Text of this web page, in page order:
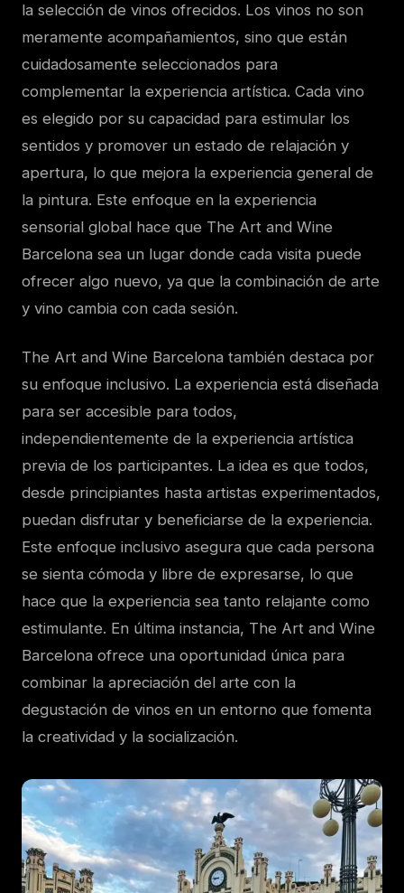
la selección de vinos ofrecidos. Los vinos no son
meramente acompañamientos, sino que están
cuidadosamente seleccionados para
complementar la experiencia artística. Cada vino
es elegido por su capacidad para estimular los
sentidos y promover un estado de relajación y
apertura, lo que mejora la experiencia general de
la pintura. Este enfoque en la experiencia
sensorial global hace que The Art and Wine
Barcelona sea un lugar donde cada visita puede
ofrecer algo nuevo, ya que la combinación de arte
y vino cambia con cada sesión.
The Art and Wine Barcelona también destaca por
su enfoque inclusivo. La experiencia está diseñada
para ser accesible para todos,
independientemente de la experiencia artística
previa de los participantes. La idea es que todos,
desde principiantes hasta artistas experimentados,
puedan disfrutar y beneficiarse de la experiencia.
Este enfoque inclusivo asegura que cada persona
se sienta cómoda y libre de expresarse, lo que
hace que la experiencia sea tanto relajante como
estimulante. En última instancia, The Art and Wine
Barcelona ofrece una oportunidad única para
combinar la apreciación del arte con la
degustación de vinos en un entorno que fomenta
la creatividad y la socialización.